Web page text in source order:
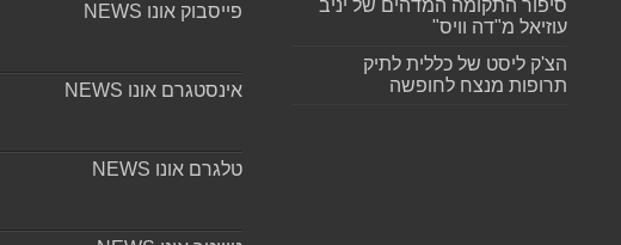
סיפור התקומה המדהים של יניב
עוזיאל מ"דה וויס"
הצ'ק ליסט של כללית לתיק
תרופות מנצח לחופשה
פייסבוק אונו NEWS
אינסטגרם אונו NEWS
טלגרם אונו NEWS